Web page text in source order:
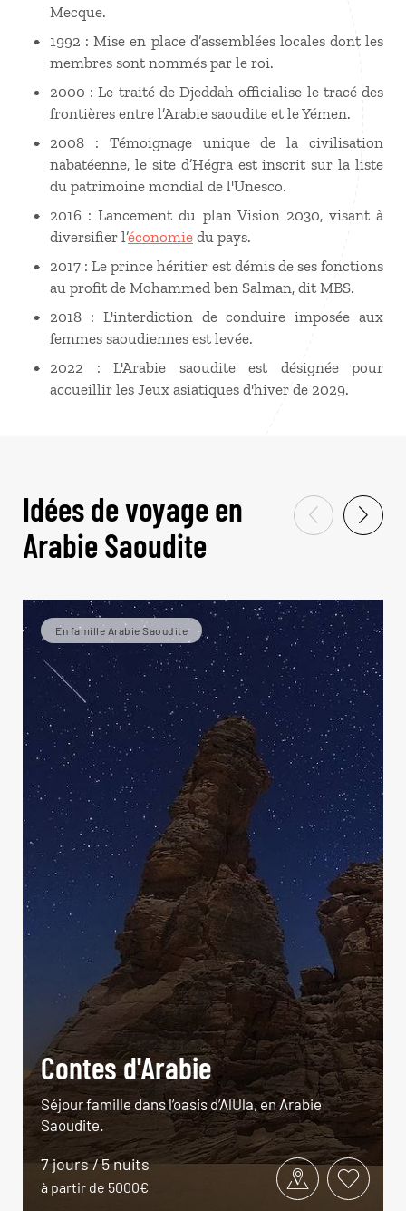
Mecque.
1992 : Mise en place d’assemblées locales dont les
membres sont nommés par le roi.
2000 : Le traité de Djeddah officialise le tracé des
frontières entre l’Arabie saoudite et le Yémen.
2008 : Témoignage unique de la civilisation
nabatéenne, le site d’Hégra est inscrit sur la liste
du patrimoine mondial de l'Unesco.
2016 : Lancement du plan Vision 2030, visant à
diversifier l’économie du pays.
2017 : Le prince héritier est démis de ses fonctions
au profit de Mohammed ben Salman, dit MBS.
2018 : L'interdiction de conduire imposée aux
femmes saoudiennes est levée.
2022 : L'Arabie saoudite est désignée pour
accueillir les Jeux asiatiques d'hiver de 2029.
Idées de voyage en
Arabie Saoudite
En famille Arabie Saoudite
Contes d'Arabie
Séjour famille dans l’oasis d’AlUla, en Arabie
Saoudite.
7 jours / 5 nuits
à partir de 5000€